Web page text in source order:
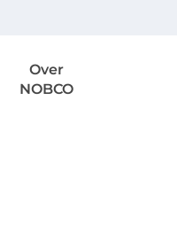
Over
NOBCO